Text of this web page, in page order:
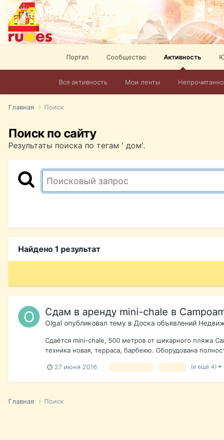
Портал Сообщество Активность
Вся активность Мои ленты
Главная Поиск
Поиск по сайту
Результаты поиска по тегам ' дом'.
Найдено 1 результат
Сдам в аренду mini-chale в
OlgaI опубликовал тему в Доска объявлений
Сдаётся mini-chale, 500 метров от шикарного пляжа
техника новая, терраса, барбекю. Оборудована
27 июня 2016 (и ещё 4)
Главная Поиск